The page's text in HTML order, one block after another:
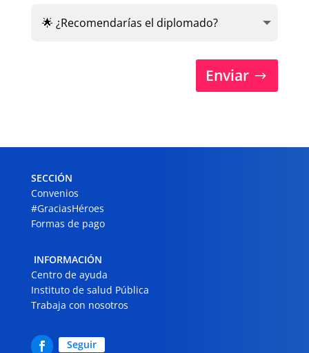
Enviar
SECCIÓN
Convenios
#GraciasHéroes
Formas de pago
INFORMACIÓN
Centro de ayuda
Instituto de salud Pública
Trabaja con nosotros
Seguir